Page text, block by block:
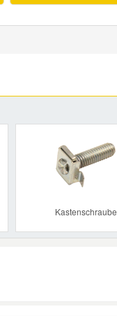
Kastenschraube